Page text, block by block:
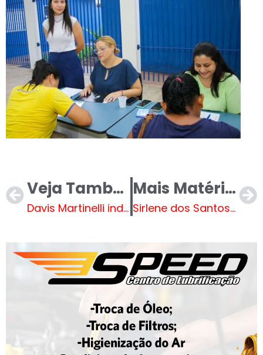
Veja Também
Davis Martinelli indica redutor de velocidade e pintura de faixa de pedestres
Mais Matérias
Sirlene dos Santos indica redutor de velocidade, pintura de faixas e endocrinologista infantil